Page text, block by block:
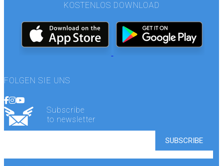
KOSTENLOS DOWNLOAD
FOLGEN SIE UNS
Subscribe
to newsletter